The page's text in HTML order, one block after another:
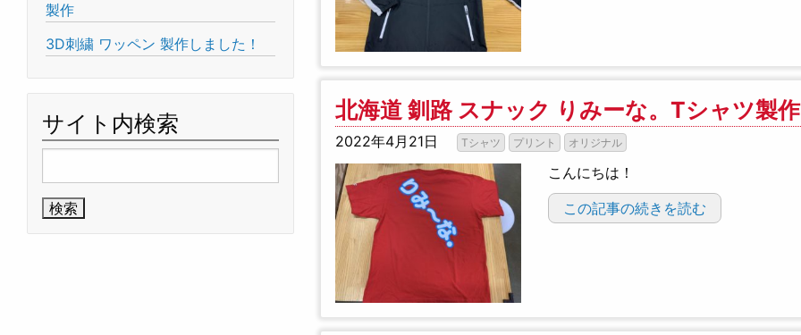
北海道 釧路 スナック りみーな。Tシャツ製作
2022年4月21日 Tシャツ プリント オリジナル
こんにちは！
この記事の続きを読む
製作
3D刺繍 ワッペン 製作しました！
サイト内検索
索: